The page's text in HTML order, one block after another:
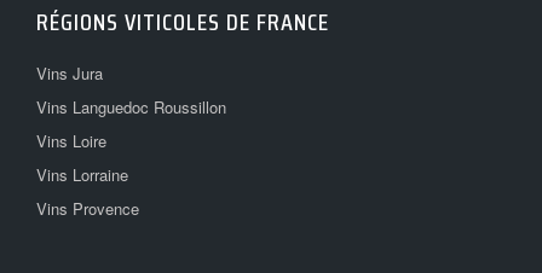
RÉGIONS VITICOLES DE FRANCE
Vins Jura
Vins Languedoc Roussillon
Vins Loire
Vins Lorraine
Vins Provence